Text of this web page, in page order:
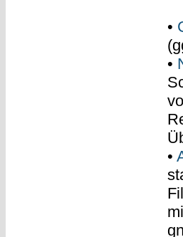
•
•
•